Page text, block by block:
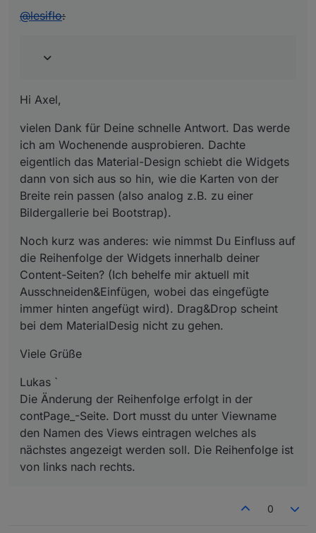
@lesiflo:
Hi Axel,
vielen Dank für Deine schnelle Antwort. Das werde
ich am Wochenende ausprobieren. Dachte
eigentlich das Material-Design schiebt die Widgets
dann von sich aus so hin, wie die Karten von der
Breite rein passen (also analog z.B. zu einer
Bildergallerie bei Bootstrap).
Noch kurz was anderes: wie nimmst Du Einfluss auf
die Reihenfolge der Widgets innerhalb deiner
Content-Seiten? (Ich behelfe mir aktuell mit
Ausschneiden&Einfügen, wobei das eingefügte
immer hinten angefügt wird). Drag&Drop scheint
bei dem MaterialDesig nicht zu gehen.
Viele Grüße
Lukas `
Die Änderung der Reihenfolge erfolgt in der
contPage_-Seite. Dort musst du unter Viewname
den Namen des Views eintragen welches als
nächstes angezeigt werden soll. Die Reihenfolge ist
von links nach rechts.
0